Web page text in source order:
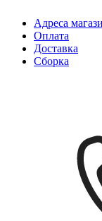
Адреса
Оплата
Доставка
Сборка